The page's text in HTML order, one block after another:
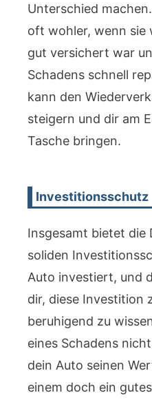
Unterschied
oft wohler, wenn sie
gut versichert war
Schadens schnell
kann den
steigern und dir am
Tasche bringen.
Investitionsschutz
Insgesamt bietet die
soliden
Auto investiert, und
dir, diese Investition
beruhigend zu
eines Schadens
dein Auto seinen
einem doch ein